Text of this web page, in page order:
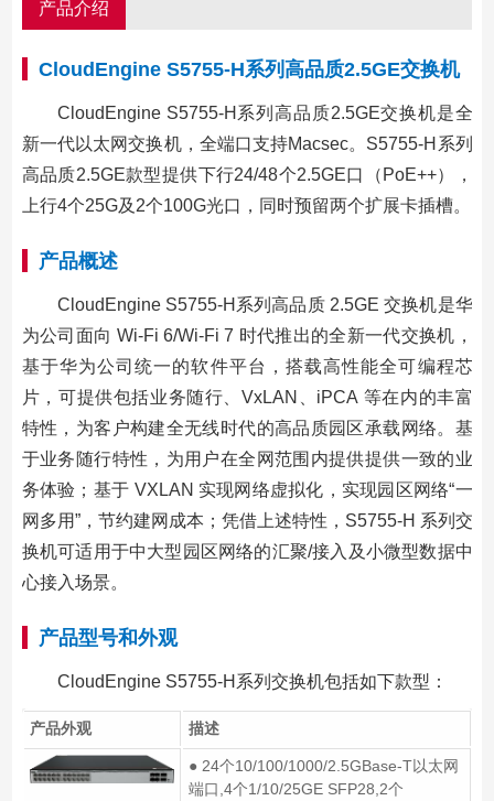
产品介绍
CloudEngine S5755-H系列高品质2.5GE交换机
CloudEngine S5755-H系列高品质2.5GE交换机是全
新一代以太网交换机，全端口支持Macsec。S5755-H系列
高品质2.5GE款型提供下行24/48个2.5GE口（PoE++），
上行4个25G及2个100G光口，同时预留两个扩展卡插槽。
产品概述
CloudEngine S5755-H系列高品质 2.5GE 交换机是华
为公司面向 Wi-Fi 6/Wi-Fi 7 时代推出的全新一代交换机，
基于华为公司统一的软件平台，搭载高性能全可编程芯
片，可提供包括业务随行、VxLAN、iPCA 等在内的丰富
特性，为客户构建全无线时代的高品质园区承载网络。基
于业务随行特性，为用户在全网范围内提供提供一致的业
务体验；基于 VXLAN 实现网络虚拟化，实现园区网络“一
网多用”，节约建网成本；凭借上述特性，S5755-H 系列交
换机可适用于中大型园区网络的汇聚/接入及小微型数据中
心接入场景。
产品型号和外观
CloudEngine S5755-H系列交换机包括如下款型：
产品外观 描述
● 24个10/100/1000/2.5GBase-T以太网
端口,4个1/10/25GE SFP28,2个